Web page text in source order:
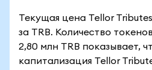
Текущая цена Tellor Tributes
за TRB. Количество
2,80 млн TRB показывает,
капитализация Tellor